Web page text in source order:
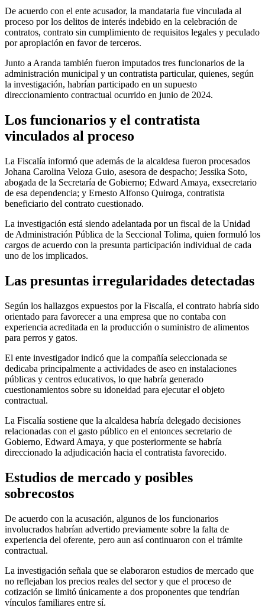
De acuerdo con el ente acusador, la mandataria fue vinculada al
proceso por los delitos de interés indebido en la celebración de
contratos, contrato sin cumplimiento de requisitos legales y peculado
por apropiación en favor de terceros.
Junto a Aranda también fueron imputados tres funcionarios de la
administración municipal y un contratista particular, quienes, según
la investigación, habrían participado en un supuesto
direccionamiento contractual ocurrido en junio de 2024.
Los funcionarios y el contratista
vinculados al proceso
La Fiscalía informó que además de la alcaldesa fueron procesados
Johana Carolina Veloza Guio, asesora de despacho; Jessika Soto,
abogada de la Secretaría de Gobierno; Edward Amaya, exsecretario
de esa dependencia; y Ernesto Alfonso Quiroga, contratista
beneficiario del contrato cuestionado.
La investigación está siendo adelantada por un fiscal de la Unidad
de Administración Pública de la Seccional Tolima, quien formuló los
cargos de acuerdo con la presunta participación individual de cada
uno de los implicados.
Las presuntas irregularidades detectadas
Según los hallazgos expuestos por la Fiscalía, el contrato habría sido
orientado para favorecer a una empresa que no contaba con
experiencia acreditada en la producción o suministro de alimentos
para perros y gatos.
El ente investigador indicó que la compañía seleccionada se
dedicaba principalmente a actividades de aseo en instalaciones
públicas y centros educativos, lo que habría generado
cuestionamientos sobre su idoneidad para ejecutar el objeto
contractual.
La Fiscalía sostiene que la alcaldesa habría delegado decisiones
relacionadas con el gasto público en el entonces secretario de
Gobierno, Edward Amaya, y que posteriormente se habría
direccionado la adjudicación hacia el contratista favorecido.
Estudios de mercado y posibles
sobrecostos
De acuerdo con la acusación, algunos de los funcionarios
involucrados habrían advertido previamente sobre la falta de
experiencia del oferente, pero aun así continuaron con el trámite
contractual.
La investigación señala que se elaboraron estudios de mercado que
no reflejaban los precios reales del sector y que el proceso de
cotización se limitó únicamente a dos proponentes que tendrían
vínculos familiares entre sí.